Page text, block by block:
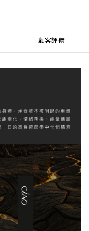
顧客評價